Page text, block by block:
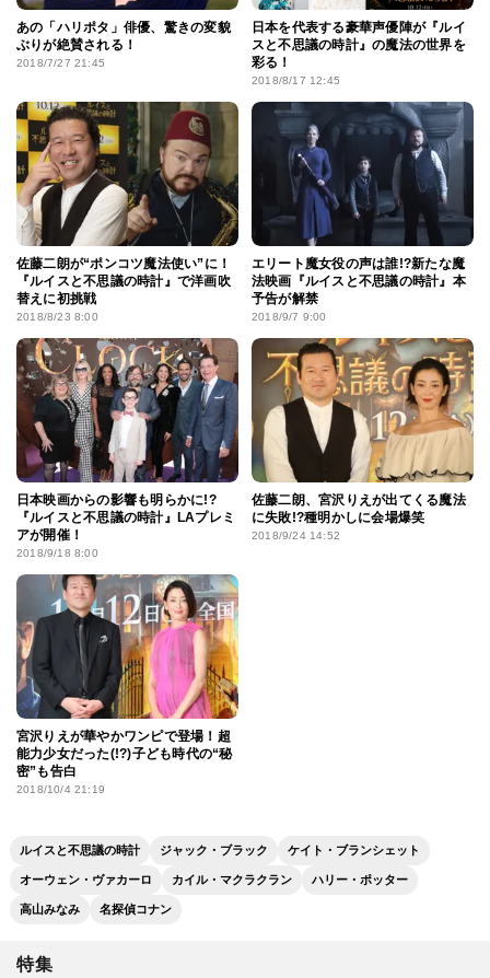
あの「ハリポタ」俳優、驚きの変貌
ぶりが絶賛される！
2018/7/27 21:45
日本を代表する豪華声優陣が『ルイ
スと不思議の時計』の魔法の世界を
彩る！
2018/8/17 12:45
佐藤二朗が“ポンコツ魔法使い”に！
『ルイスと不思議の時計』で洋画吹
替えに初挑戦
2018/8/23 8:00
エリート魔女役の声は誰!?新たな魔
法映画『ルイスと不思議の時計』本
予告が解禁
2018/9/7 9:00
日本映画からの影響も明らかに!?
『ルイスと不思議の時計』LAプレミ
アが開催！
2018/9/18 8:00
佐藤二朗、宮沢りえが出てくる魔法
に失敗!?種明かしに会場爆笑
2018/9/24 14:52
宮沢りえが華やかワンピで登場！超
能力少女だった(!?)子ども時代の“秘
密”も告白
2018/10/4 21:19
ルイスと不思議の時計 ジャック・ブラック ケイト・ブランシェット
オーウェン・ヴァカーロ カイル・マクラクラン ハリー・ポッター
高山みなみ 名探偵コナン
特集